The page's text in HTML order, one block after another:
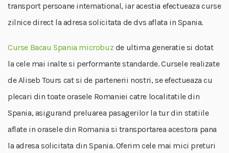
transport persoane international, iar acestia efectueaza curse
zilnice direct la adresa solicitata de dvs aflata in Spania.
Curse Bacau Spania microbuz de ultima generatie si dotat
la cele mai inalte si performante standarde. Cursele realizate
de Aliseb Tours cat si de partenerii nostri, se efectueaza cu
plecari din toate orasele Romaniei catre localitatile din
Spania, asigurand preluarea pasagerilor la tur din statiile
aflate in orasele din Romania si transportarea acestora pana
la adresa solicitata din Spania. Oferim cele mai mici preturi